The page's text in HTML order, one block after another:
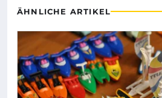
ÄHNLICHE ARTIKEL